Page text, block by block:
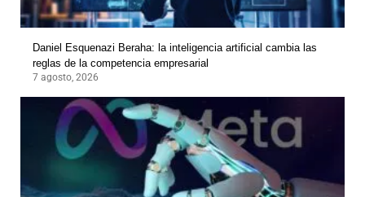
Daniel Esquenazi Beraha: la inteligencia artificial cambia las
reglas de la competencia empresarial
7 agosto, 2026